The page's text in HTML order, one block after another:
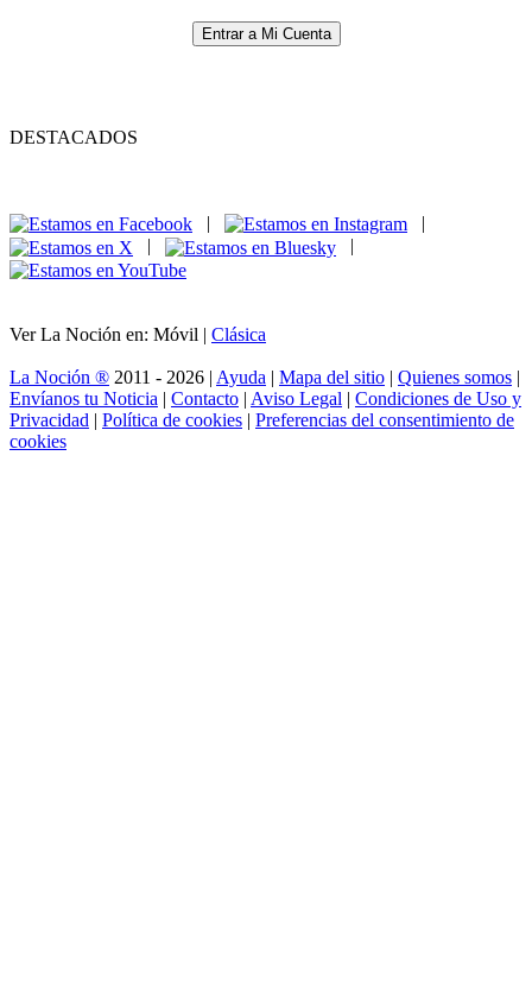
Entrar a Mi Cuenta
DESTACADOS
|
|
|
|
Ver La Noción en: Móvil | Clásica
La Noción ® 2011 - 2026 | Ayuda | Mapa del sitio | Quienes somos |
Envíanos tu Noticia | Contacto | Aviso Legal | Condiciones de Uso y
Privacidad | Política de cookies | Preferencias del consentimiento de
cookies